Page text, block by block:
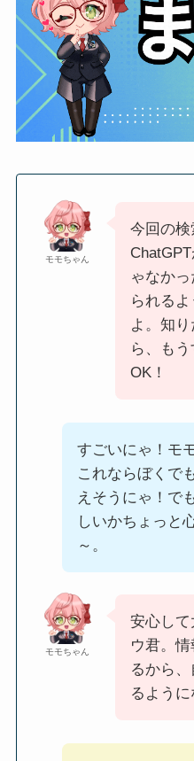
モモちゃん
今回の検
ゃなか
られる
よ。知
ら、も
OK！
すごいにゃ！モ
これならぼくで
えそうにゃ！で
しいかちょっと
～。
モモちゃん
安心して
ウ君。
るから
るように